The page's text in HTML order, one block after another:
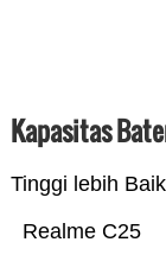
Kapasitas
Tinggi lebih Baik
Realme C25